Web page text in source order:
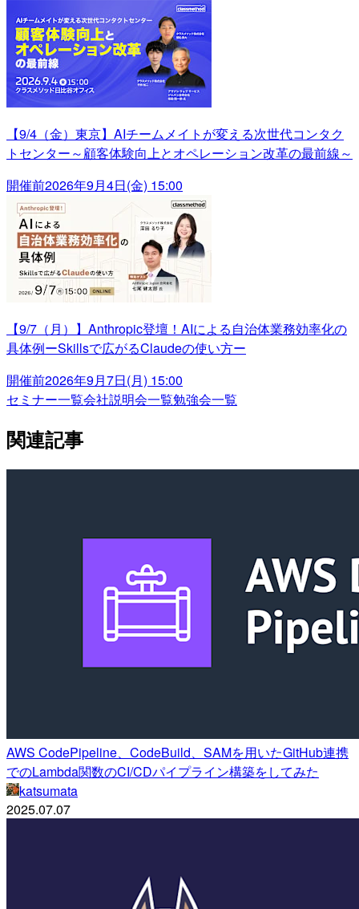
【9/4（金）東京】AIチームメイトが変える次世代コンタク
トセンター～顧客体験向上とオペレーション改革の最前線～
開催前2026年9月4日(金) 15:00
【9/7（月）】Anthropic登壇！AIによる自治体業務効率化の
具体例ーSkillsで広がるClaudeの使い方ー
開催前2026年9月7日(月) 15:00
セミナー一覧会社説明会一覧勉強会一覧
関連記事
AWS CodePipeline、CodeBuild、SAMを用いたGitHub連携
でのLambda関数のCI/CDパイプライン構築をしてみた
katsumata
2025.07.07